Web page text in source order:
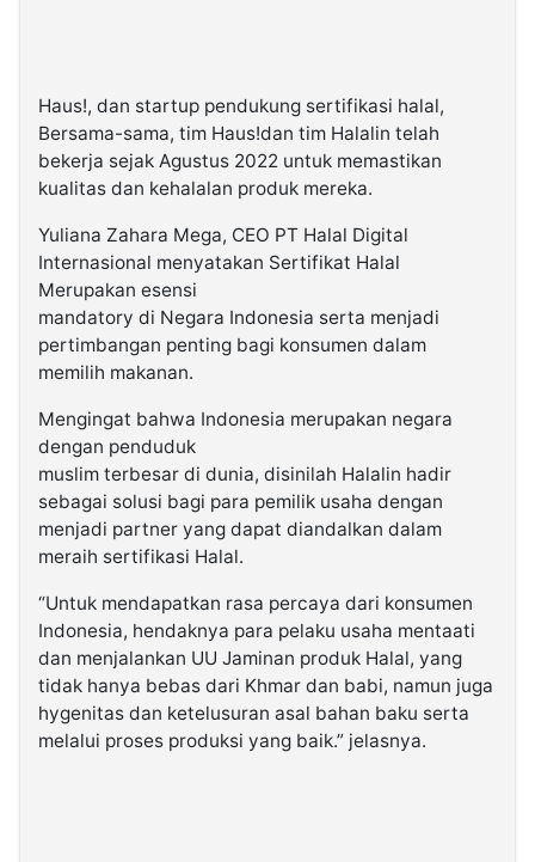
Haus!, dan startup pendukung sertifikasi halal,
Bersama-sama, tim Haus!dan tim Halalin telah
bekerja sejak Agustus 2022 untuk memastikan
kualitas dan kehalalan produk mereka.
Yuliana Zahara Mega, CEO PT Halal Digital
Internasional menyatakan Sertifikat Halal
Merupakan esensi
mandatory di Negara Indonesia serta menjadi
pertimbangan penting bagi konsumen dalam
memilih makanan.
Mengingat bahwa Indonesia merupakan negara
dengan penduduk
muslim terbesar di dunia, disinilah Halalin hadir
sebagai solusi bagi para pemilik usaha dengan
menjadi partner yang dapat diandalkan dalam
meraih sertifikasi Halal.
“Untuk mendapatkan rasa percaya dari konsumen
Indonesia, hendaknya para pelaku usaha mentaati
dan menjalankan UU Jaminan produk Halal, yang
tidak hanya bebas dari Khmar dan babi, namun juga
hygenitas dan ketelusuran asal bahan baku serta
melalui proses produksi yang baik.” jelasnya.